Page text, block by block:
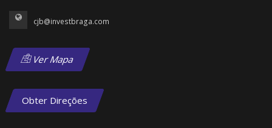
cjb@investbraga.com
Ver Mapa
Obter Direções